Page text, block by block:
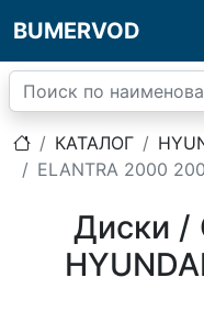
BUMERVOD
КАТАЛОГ
ELANTRA 2000
Диски /